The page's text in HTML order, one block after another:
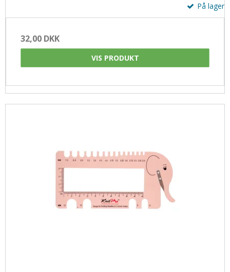
På lager
32,00 DKK
VIS PRODUKT